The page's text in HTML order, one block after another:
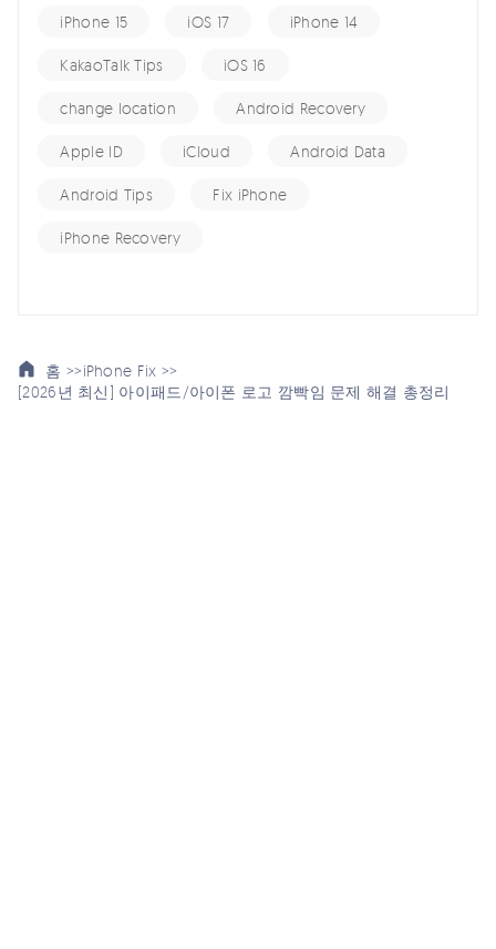
iPhone 15 iOS 17 iPhone 14
KakaoTalk Tips iOS 16
change location Android Recovery
Apple ID iCloud Android Data
Android Tips Fix iPhone
iPhone Recovery
홈 >>iPhone Fix >>
[2026년 최신] 아이패드/아이폰 로고 깜빡임 문제 해결 총정리